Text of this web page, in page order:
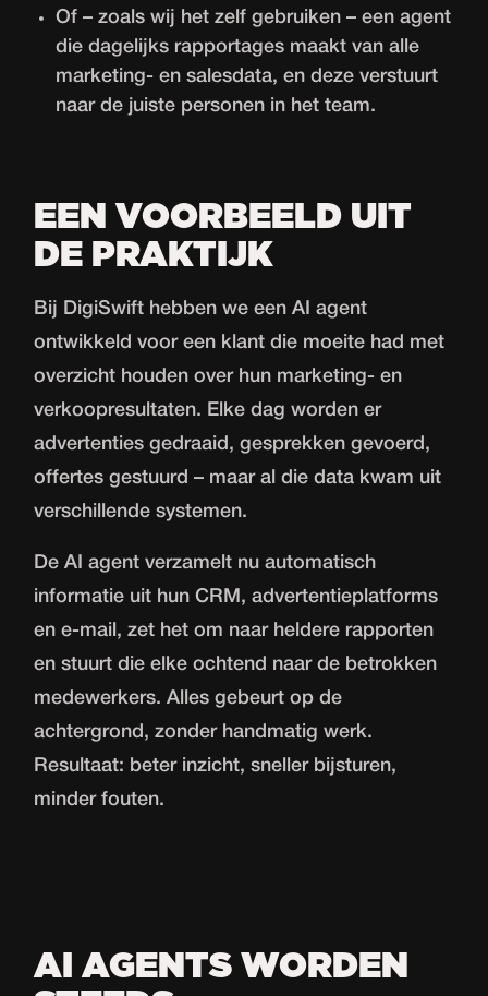
Of – zoals wij het zelf gebruiken – een agent
die dagelijks rapportages maakt van alle
marketing- en salesdata, en deze verstuurt
naar de juiste personen in het team.
EEN VOORBEELD UIT
DE PRAKTIJK
Bij DigiSwift hebben we een AI agent
ontwikkeld voor een klant die moeite had met
overzicht houden over hun marketing- en
verkoopresultaten. Elke dag worden er
advertenties gedraaid, gesprekken gevoerd,
offertes gestuurd – maar al die data kwam uit
verschillende systemen.
De AI agent verzamelt nu automatisch
informatie uit hun CRM, advertentieplatforms
en e-mail, zet het om naar heldere rapporten
en stuurt die elke ochtend naar de betrokken
medewerkers. Alles gebeurt op de
achtergrond, zonder handmatig werk.
Resultaat: beter inzicht, sneller bijsturen,
minder fouten.
AI AGENTS WORDEN